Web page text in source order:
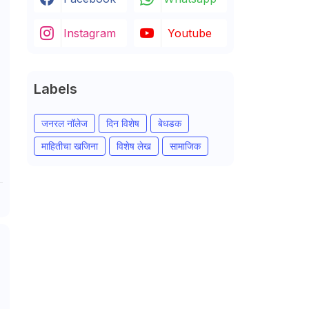
Instagram Youtube
Labels
जनरल नॉलेज दिन विशेष
बेधडक
माहितीचा खजिना
विशेष लेख सामाजिक